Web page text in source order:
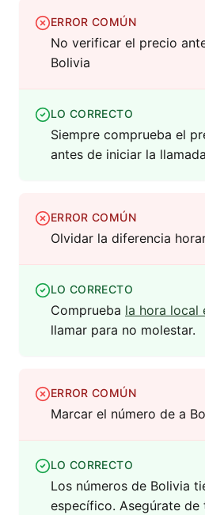
ERROR COMÚN
No verificar el precio
Bolivia
LO CORRECTO
Siempre comprueba el
antes de iniciar la
ERROR COMÚN
Olvidar la diferencia
LO CORRECTO
Comprueba la hora local
llamar para no molestar.
ERROR COMÚN
Marcar el número de a
LO CORRECTO
Los números de Bolivia
específico. Asegúrate